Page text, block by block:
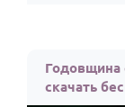
скачать